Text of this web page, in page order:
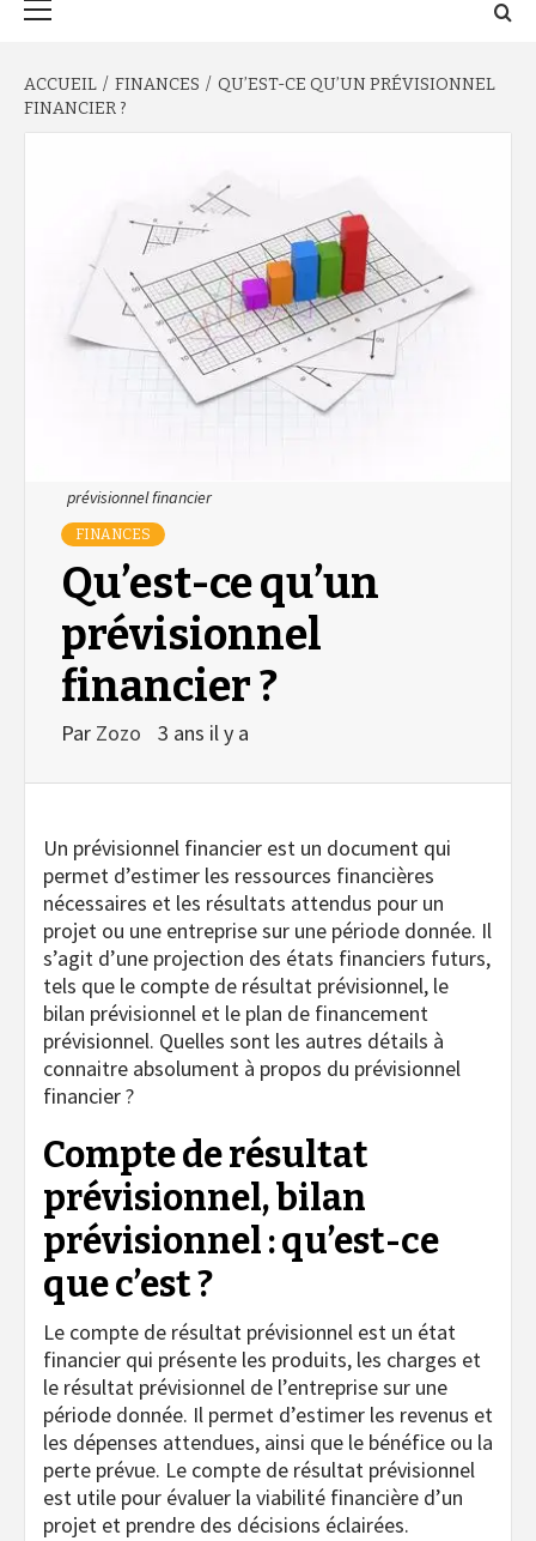
ACCUEIL FINANCES
QU’EST-CE QU’UN PRÉVISIONNEL
FINANCIER ?
prévisionnel financier
FINANCES
Qu’est-ce qu’un
prévisionnel
financier ?
Par Zozo 3 ans il y a
Un prévisionnel financier est un document qui
permet d’estimer les ressources financières
nécessaires et les résultats attendus pour un
projet ou une entreprise sur une période donnée. Il
s’agit d’une projection des états financiers futurs,
tels que le compte de résultat prévisionnel, le
bilan prévisionnel et le plan de financement
prévisionnel. Quelles sont les autres détails à
connaitre absolument à propos du prévisionnel
financier ?
Compte de résultat
prévisionnel, bilan
prévisionnel : qu’est-ce
que c’est ?
Le compte de résultat prévisionnel est un état
financier qui présente les produits, les charges et
le résultat prévisionnel de l’entreprise sur une
période donnée. Il permet d’estimer les revenus et
les dépenses attendues, ainsi que le bénéfice ou la
perte prévue. Le compte de résultat prévisionnel
est utile pour évaluer la viabilité financière d’un
projet et prendre des décisions éclairées.